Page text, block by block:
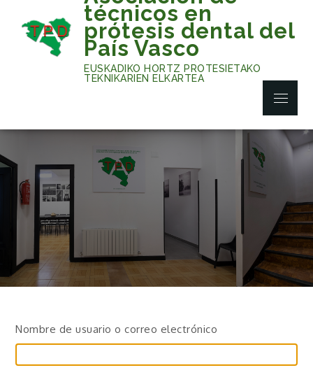
content
técnicos en
prótesis dental del
País Vasco
EUSKADIKO HORTZ PROTESIETAKO
TEKNIKARIEN ELKARTEA
Menu
Nombre de usuario o correo electrónico